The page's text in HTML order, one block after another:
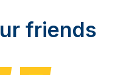
friends